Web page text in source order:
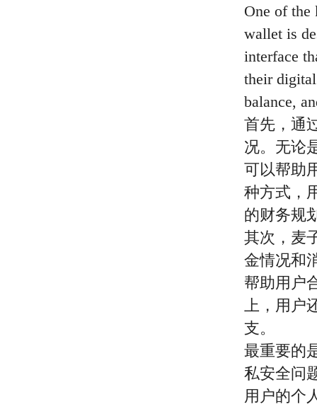
One of the
wallet is
interface
their
balance,
首先，通
况。无论
可以帮助
种方式，
的财务规
其次，麦
金情况和
帮助用户
上，用户
支。
最重要的
私安全问
用户的个